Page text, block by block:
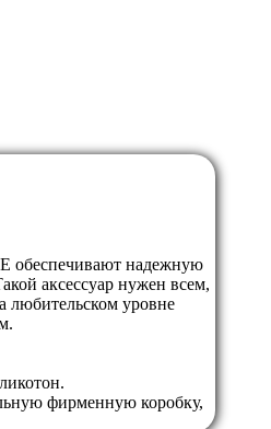
обеспечивают надежную
аксессуар нужен всем,
любительском уровне
фирменную коробку,